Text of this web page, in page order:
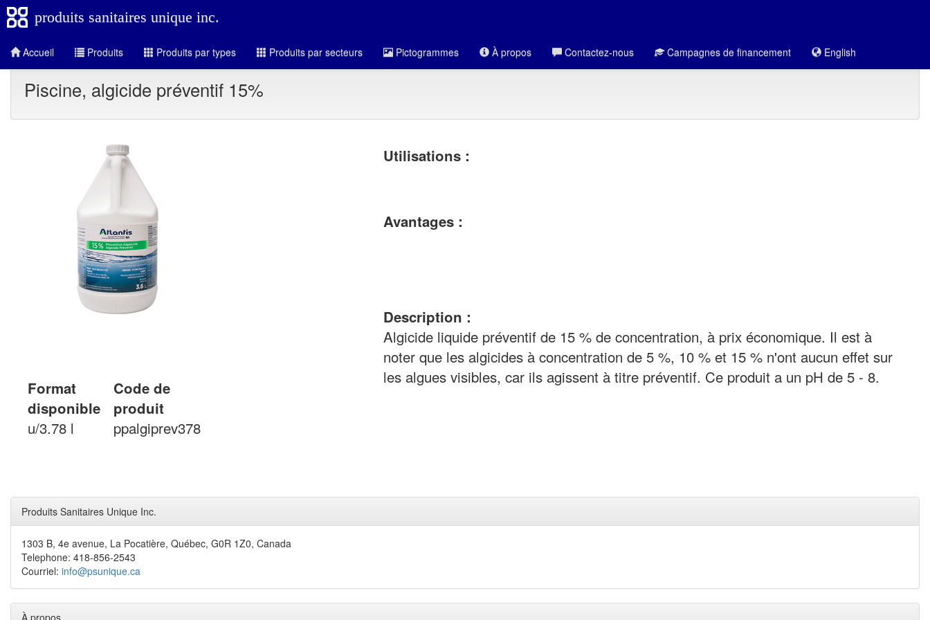
produits sanitaires unique inc.
Accueil Produits Produits par types Produits par secteurs Pictogrammes À propos Contactez-nous Campagnes de financement English
Piscine, algicide préventif 15%
Format
disponible
Code de
produit
u/3.78 l ppalgiprev378
Utilisations :
Avantages :
Description :
Algicide liquide préventif de 15 % de concentration, à prix économique. Il est à
noter que les algicides à concentration de 5 %, 10 % et 15 % n'ont aucun effet sur
les algues visibles, car ils agissent à titre préventif. Ce produit a un pH de 5 - 8.
Produits Sanitaires Unique Inc.
1303 B, 4e avenue, La Pocatière, Québec, G0R 1Z0, Canada
Telephone: 418-856-2543
Courriel: info@psunique.ca
À propos